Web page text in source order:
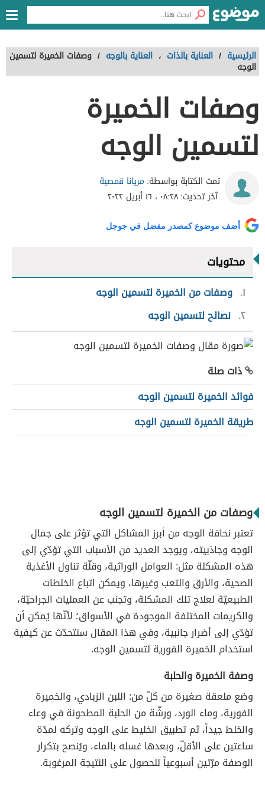
الرئيسية / العناية بالذات ، العناية بالوجه / وصفات الخميرة لتسمين
الوجه
وصفات الخميرة
لتسمين الوجه
تمت الكتابة بواسطة: مريانا قمصية
آخر تحديث:٠٨:٢٨ ، ١٦ أبريل ٢٠٢٢
أضف موضوع كمصدر مفضل في جوجل
محتويات
١ وصفات من الخميرة لتسمين الوجه
٢ نصائح لتسمين الوجه
ذات صلة
فوائد الخميرة لتسمين الوجه
طريقة الخميرة لتسمين الوجه
وصفات من الخميرة لتسمين الوجه
تعتبر نحافة الوجه من أبرز المشاكل التي تؤثر على جمال
الوجه وجاذبيته، ويوجد العديد من الأسباب التي تؤدّي إلى
هذه المشكلة مثل: العوامل الوراثية، وقلّة تناول الأغذية
الصحية، والأرق والتعب وغيرها، ويمكن اتباع الخلطات
الطبيعيّة لعلاج تلك المشكلة، وتجنب عن العمليات الجراحيّة،
والكريمات المختلفة الموجودة في الأسواق؛ لأنّها يُمكن أن
تؤدّي إلى أضرار جانبية، وفي هذا المقال سنتحدّث عن كيفية
استخدام الخميرة الفورية لتسمين الوجه.
وصفة الخميرة والحلبة
وضع ملعقة صغيرة من كلّ من: اللبن الزبادي، والخميرة
الفورية، وماء الورد، ورشّة من الحلبة المطحونة في وعاء
والخلط جيداً، ثم تطبيق الخليط على الوجه وتركه لمدّة
ساعتين على الأقلّ، وبعدها غسله بالماء، ويُنصح بتكرار
الوصفة مرّتين أسبوعياً للحصول على النتيجة المرغوبة.